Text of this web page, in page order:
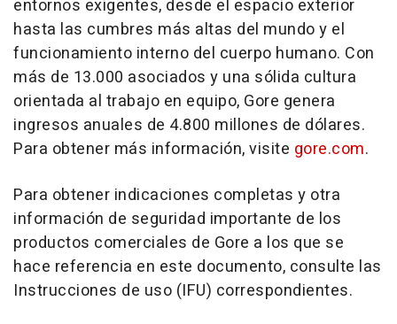
entornos exigentes, desde el espacio exterior
hasta las cumbres más altas del mundo y el
funcionamiento interno del cuerpo humano. Con
más de 13.000 asociados y una sólida cultura
orientada al trabajo en equipo, Gore genera
ingresos anuales de 4.800 millones de dólares.
Para obtener más información, visite gore.com.
Para obtener indicaciones completas y otra
información de seguridad importante de los
productos comerciales de Gore a los que se
hace referencia en este documento, consulte las
Instrucciones de uso (IFU) correspondientes.